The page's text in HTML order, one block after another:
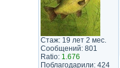
Стаж: 19 лет 2 мес.
Сообщений: 801
Ratio: 1.676
Поблагодарили: 424